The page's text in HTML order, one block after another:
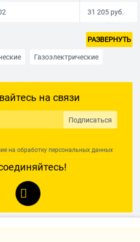
31 205 руб.
Газоэлектрические
3 конфорки 5 конфорок
цвета
Красного цвета
РАЗВЕРНУТЬ
на связи
Подписаться
на обработку персональных данных